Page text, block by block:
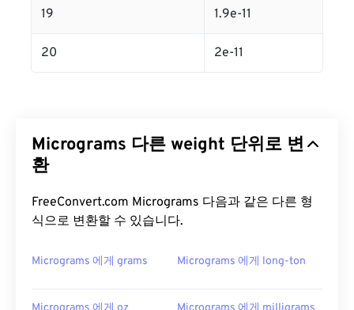
19 1.9e-11
20 2e-11
Micrograms 다른 weight 단위로 변
환
FreeConvert.com Micrograms 다음과 같은 다른 형
식으로 변환할 수 있습니다.
Micrograms 에게 grams Micrograms 에게 long-ton